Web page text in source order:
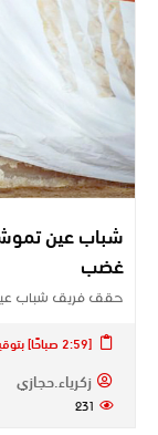
شباب عين
غضب
حقق فريق شباب
[2:59 صباحًا] بتوقيت الجزائر - الأحد 15 فبراير 2026
زكرياء.حجازي
231